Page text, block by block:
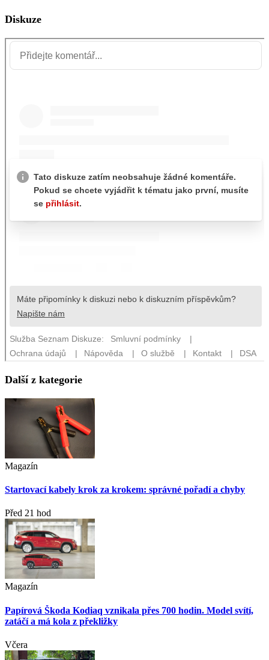
Diskuze
Další z kategorie
Magazín
Startovací kabely krok za krokem: správné pořadí a chyby
Před 21 hod
Magazín
Papírová Škoda Kodiaq vznikala přes 700 hodin. Model svítí,
zatáčí a má kola z překližky
Včera